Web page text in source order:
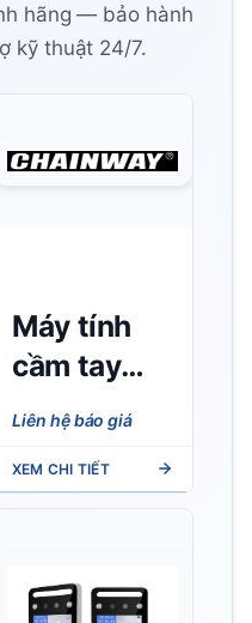
hãng — bảo hành
kỹ thuật 24/7.
Máy tính
cầm tay
công
Chainway
Liên hệ báo giá
XEM CHI TIẾT